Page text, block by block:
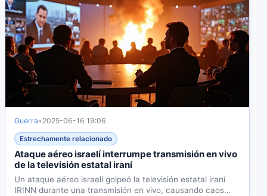
Guerra• 2025-06-16 19:06
Estrechamente relacionado
Ataque aéreo israelí interrumpe transmisión en vivo
de la televisión estatal iraní
Un ataque aéreo israelí golpeó la televisión estatal iraní
IRINN durante una transmisión en vivo, causando caos